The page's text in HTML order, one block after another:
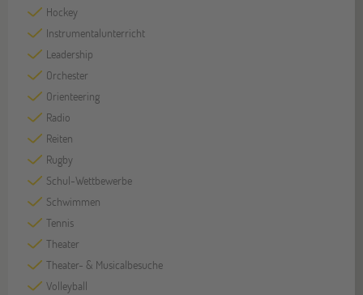
Hockey
Instrumentalunterricht
Leadership
Orchester
Orienteering
Radio
Reiten
Rugby
Schul-Wettbewerbe
Schwimmen
Tennis
Theater
Theater- & Musicalbesuche
Volleyball